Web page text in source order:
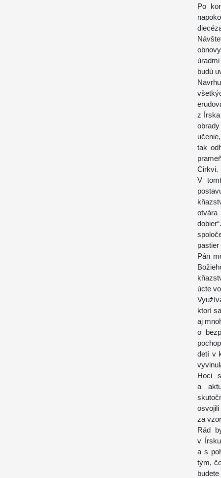
Po
budú
z
tak
Cirkvi.
V
otvára
Pán
úcte
ktorí
aj
o
detí v
Hoci
a
za
Rád
v
a s
tým,